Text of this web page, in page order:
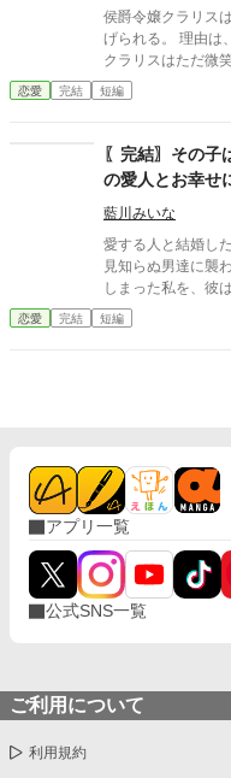
も、私はエルビン
っかけで、私の心はエ
の、架空の世界のお話です。 かなり気分
侯爵令嬢クラリス
げられる。 理由は、平民の美少女リナリアに心を奪われたから。
クラリスはただ微笑み、こう返す
へ行けば？」 そうして物語は終わる……はずだった。 けれど、こ
こからすべてが狂い始める。 ＊完結まで予
恋愛 完結 短編
〖完結〗その子
の愛人とお幸せ
藍川みいな
愛する人と結婚した…はずだっ
見知らぬ男達に襲われた。 ジュラン様を庇い、
しまった私を、彼
子を身篭った愛人
育てると言い出した。 愛していた彼の本性を知った私は
恋愛 完結 短編
アプリ一覧
公式SNS一覧
ご利用について
利用規約